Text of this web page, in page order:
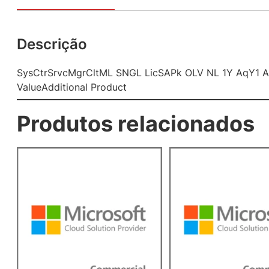
Descrição
SysCtrSrvcMgrCltML SNGL LicSAPk OLV NL 1Y AqY1
ValueAdditional Product
Produtos relacionados